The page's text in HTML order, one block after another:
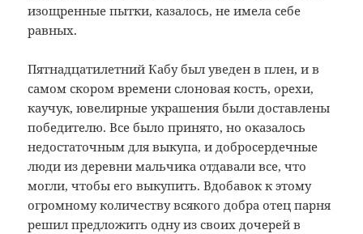
изощренные пытки, казалось, не имела себе
равных.
Пятнадцатилетний Кабу был уведен в плен, и в
самом скором времени слоновая кость, орехи,
каучук, ювелирные украшения были доставлены
победителю. Все было принято, но оказалось
недостаточным для выкупа, и добросердечные
люди из деревни мальчика отдавали все, что
могли, чтобы его выкупить. Вдобавок к этому
огромному количеству всякого добра отец парня
решил предложить одну из своих дочерей в